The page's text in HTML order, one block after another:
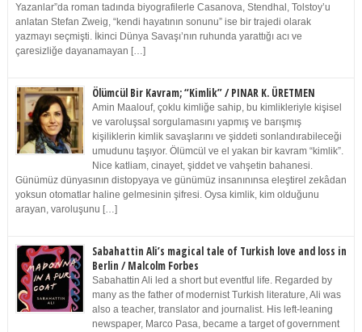
Yazanlar”da roman tadında biyografilerle Casanova, Stendhal, Tolstoy’u
anlatan Stefan Zweig, “kendi hayatının sonunu” ise bir trajedi olarak
yazmayı seçmişti. İkinci Dünya Savaşı’nın ruhunda yarattığı acı ve
çaresizliğe dayanamayan […]
Ölümcül Bir Kavram; “Kimlik” / PINAR K. ÜRETMEN
Amin Maalouf, çoklu kimliğe sahip, bu kimlikleriyle kişisel
ve varoluşsal sorgulamasını yapmış ve barışmış
kişiliklerin kimlik savaşlarını ve şiddeti sonlandırabileceği
umudunu taşıyor. Ölümcül ve el yakan bir kavram “kimlik”.
Nice katliam, cinayet, şiddet ve vahşetin bahanesi.
Günümüz dünyasının distopyaya ve günümüz insanınınsa eleştirel zekâdan
yoksun otomatlar haline gelmesinin şifresi. Oysa kimlik, kim olduğunu
arayan, varoluşunu […]
Sabahattin Ali’s magical tale of Turkish love and loss in
Berlin / Malcolm Forbes
Sabahattin Ali led a short but eventful life. Regarded by
many as the father of modernist Turkish literature, Ali was
also a teacher, translator and journalist. His left-leaning
newspaper, Marco Pasa, became a target of government